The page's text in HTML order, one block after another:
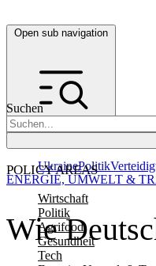
Open sub navigation
Suchen
POLICY AREAS
Wirtschaft
Politik
Agrifood
Gesundheit
Tech
UkrainePolitik
Wie
ENERGIE, UMWELT &